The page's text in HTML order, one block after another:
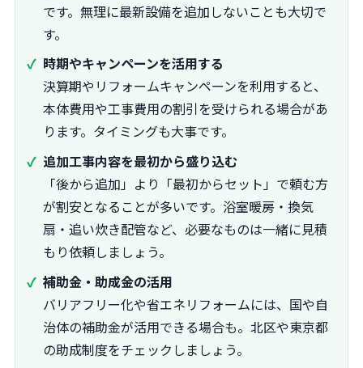
です。無理に最新設備を追加しないことも大切で
す。
時期やキャンペーンを活用する
決算期やリフォームキャンペーンを利用すると、
本体費用や工事費用の割引を受けられる場合があ
ります。タイミングも大事です。
追加工事内容を最初から盛り込む
「後から追加」より「最初からセット」で頼む方
が割安となることが多いです。浴室暖房・換気
扇・追い炊き配管など、必要なものは一緒に見積
もり依頼しましょう。
補助金・助成金の活用
バリアフリー化や省エネリフォームには、国や自
治体の補助金が活用できる場合も。北区や東京都
の助成制度をチェックしましょう。